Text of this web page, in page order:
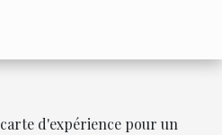
d'expérience pour un